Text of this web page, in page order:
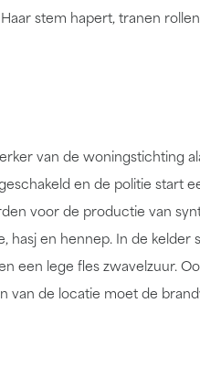
stem hapert, tranen
van de woningstichting
en de politie start
voor de productie van
hasj en hennep. In de kelder
een lege fles zwavelzuur.
van de locatie moet de